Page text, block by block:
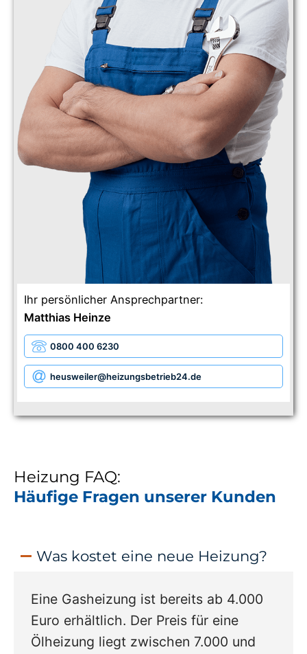
Ihr persönlicher Ansprechpartner:
Matthias Heinze
0800 400 6230
heusweiler@heizungsbetrieb24.de
Heizung FAQ:
Häufige Fragen unserer Kunden
Was kostet eine neue Heizung?
Eine Gasheizung ist bereits ab 4.000
Euro erhältlich. Der Preis für eine
Ölheizung liegt zwischen 7.000 und